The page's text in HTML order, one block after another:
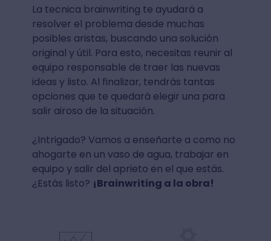
La tecnica brainwriting te ayudará a
resolver el problema desde muchas
posibles aristas, buscando una solución
original y útil. Para esto, necesitas reunir al
equipo responsable de traer las nuevas
ideas y listo. Al finalizar, tendrás tantas
opciones que te quedará elegir una para
salir airoso de la situación.
¿Intrigado? Vamos a enseñarte a como no
ahogarte en un vaso de agua, trabajar en
equipo y salir del aprieto en el que estás.
¿Estás listo? ¡Brainwriting a la obra!